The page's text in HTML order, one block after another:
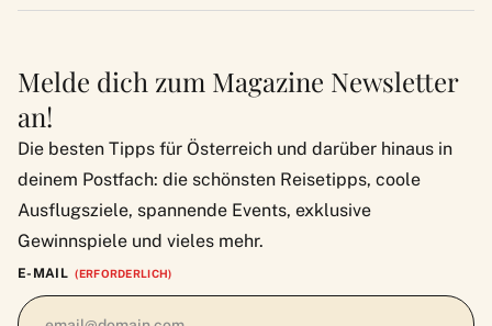
Melde dich zum Magazine Newsletter
an!
Die besten Tipps für Österreich und darüber hinaus in
deinem Postfach: die schönsten Reisetipps, coole
Ausflugsziele, spannende Events, exklusive
Gewinnspiele und vieles mehr.
E-MAIL (ERFORDERLICH)